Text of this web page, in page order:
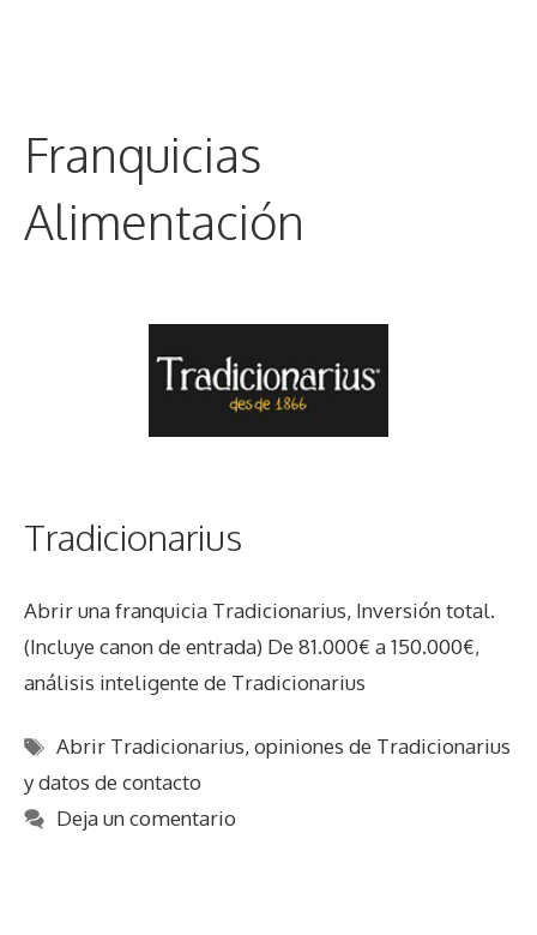
Franquicias
Alimentación
Tradicionarius
Abrir una franquicia Tradicionarius, Inversión total.
(Incluye canon de entrada) De 81.000€ a 150.000€,
análisis inteligente de Tradicionarius
Etiquetas
Abrir Tradicionarius,opiniones de Tradicionarius
y datos de contacto
Deja un comentario